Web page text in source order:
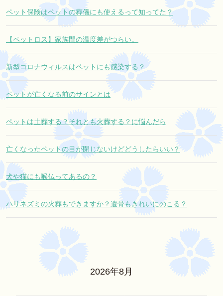
ペット保険はペットの葬儀にも使えるって知ってた？
【ペットロス】家族間の温度差がつらい。
新型コロナウィルスはペットにも感染する？
ペットが亡くなる前のサインとは
ペットは土葬する？それとも火葬する？に悩んだら
亡くなったペットの目が閉じないけどどうしたらいい？
犬や猫にも喉仏ってあるの？
ハリネズミの火葬もできますか？遺骨もきれいにのこる？
2026年8月